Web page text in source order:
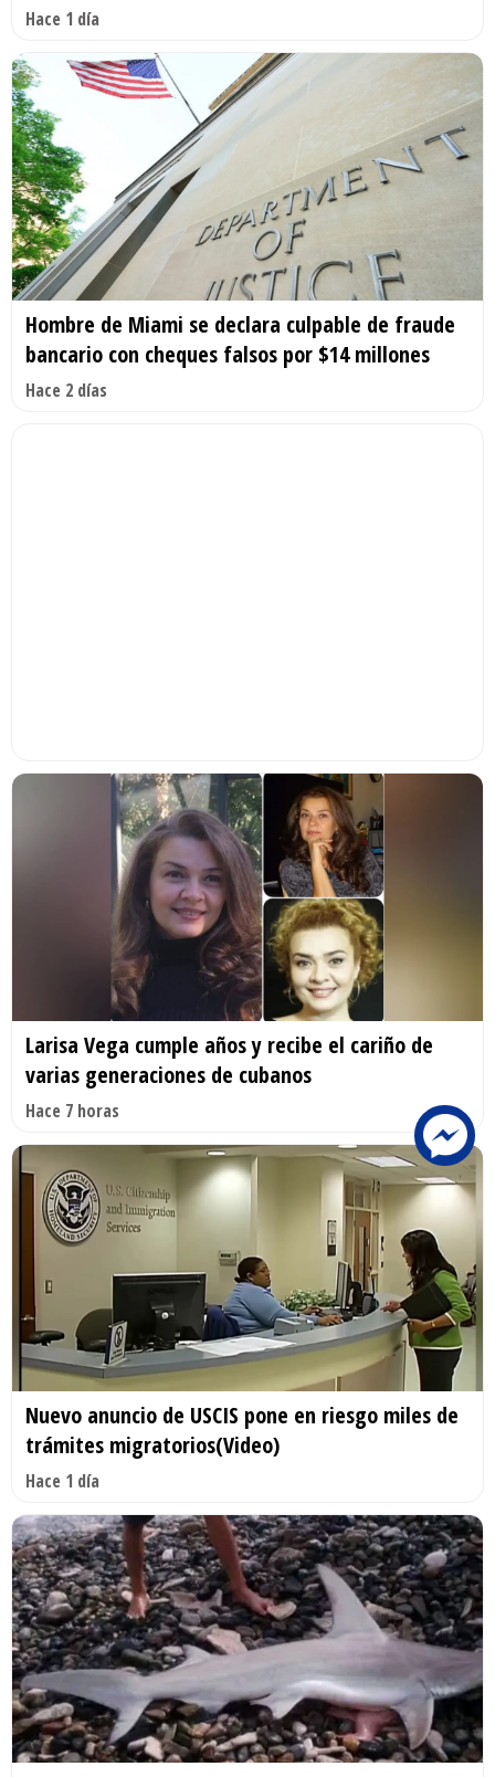
Hace 1 día
Hombre de Miami se declara culpable de fraude
bancario con cheques falsos por $14 millones
Hace 2 días
Larisa Vega cumple años y recibe el cariño de
varias generaciones de cubanos
Hace 7 horas
Nuevo anuncio de USCIS pone en riesgo miles de
trámites migratorios(Video)
Hace 1 día